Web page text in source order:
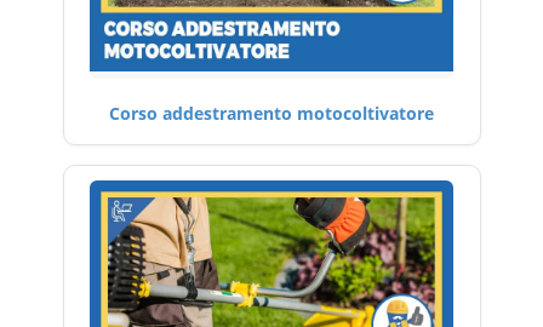
Corso addestramento motocoltivatore